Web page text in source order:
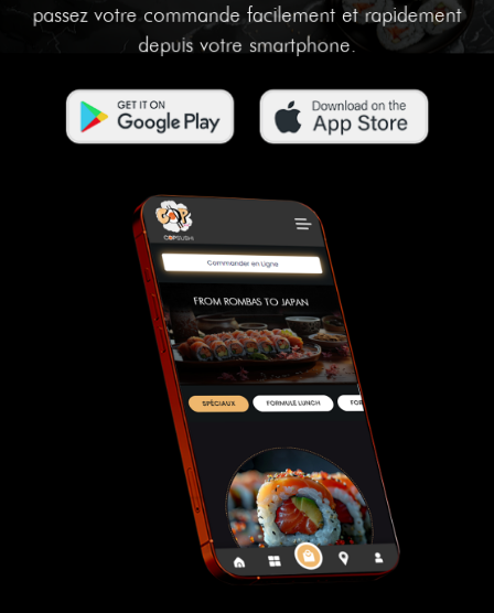
passez votre commande facilement et rapidement
depuis votre smartphone.